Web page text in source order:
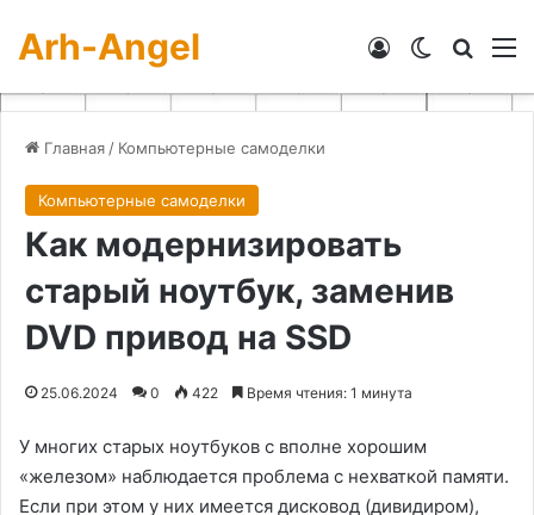
Arh-Angel Switch skin
Войти
Главная / Компьютерные самоделки
Компьютерные самоделки
Как модернизировать
старый ноутбук, заменив
DVD привод на SSD
25.06.2024 0 422 Время чтения: 1 минута
У многих старых ноутбуков с вполне хорошим
«железом» наблюдается проблема с нехваткой памяти.
Если при этом у них имеется дисковод (дивидиром),